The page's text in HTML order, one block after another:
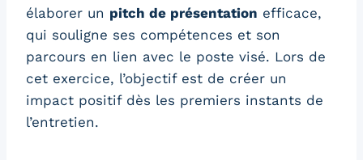
élaborer un pitch de présentation efficace,
qui souligne ses compétences et son
parcours en lien avec le poste visé. Lors de
cet exercice, l’objectif est de créer un
impact positif dès les premiers instants de
l’entretien.